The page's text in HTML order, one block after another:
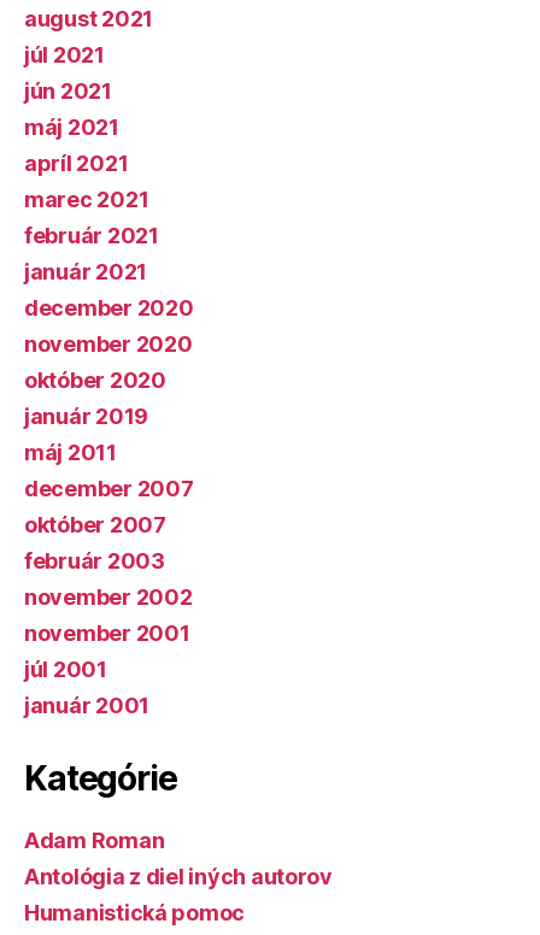
august 2021
júl 2021
jún 2021
máj 2021
apríl 2021
marec 2021
február 2021
január 2021
december 2020
november 2020
október 2020
január 2019
máj 2011
december 2007
október 2007
február 2003
november 2002
november 2001
júl 2001
január 2001
Kategórie
Adam Roman
Antológia z diel iných autorov
Humanistická pomoc